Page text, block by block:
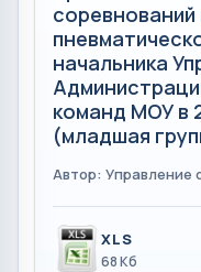
соревнований
начальника
команд МОУ в
(младшая
Автор: Управление
XLS
68 Кб